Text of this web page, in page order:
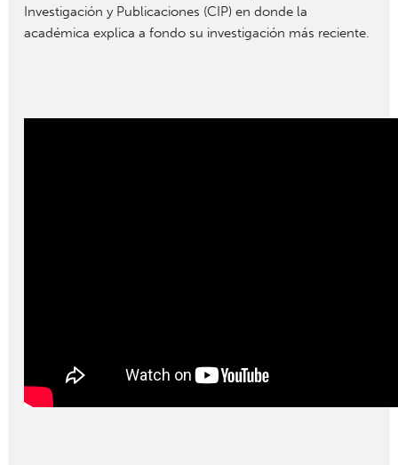
Investigación y Publicaciones (CIP) en donde la
académica explica a fondo su investigación más reciente.